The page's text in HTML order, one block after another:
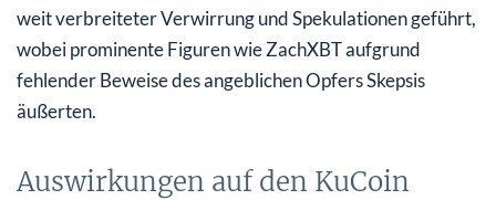
weit verbreiteter Verwirrung und Spekulationen geführt,
wobei prominente Figuren wie ZachXBT aufgrund
fehlender Beweise des angeblichen Opfers Skepsis
äußerten.
Auswirkungen auf den KuCoin